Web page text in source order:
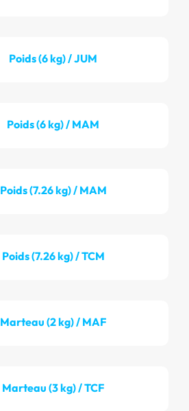
Poids (6 kg) / JUM
Poids (6 kg) / MAM
Poids (7.26 kg) / MAM
Poids (7.26 kg) / TCM
Marteau (2 kg) / MAF
Marteau (3 kg) / TCF